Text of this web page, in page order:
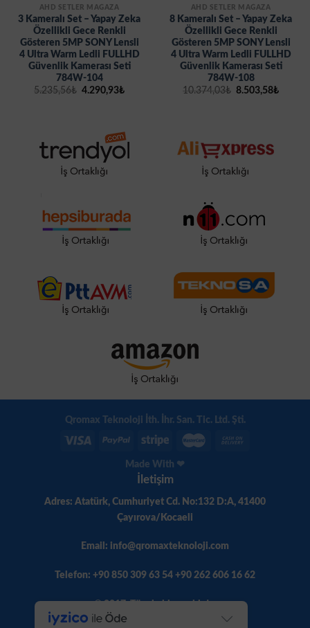
AHD SETLER MAĞAZA
3 Kameralı Set – Yapay Zeka
Özellikli Gece Renkli
Gösteren 5MP SONY Lensli
4 Ultra Warm Ledli FULLHD
Güvenlik Kamerası Seti
784W-104
5.235,56₺ Orijinal
4.290,93₺Şu
AHD SETLER MAĞAZA
8 Kameralı Set – Yapay Zeka
Özellikli Gece Renkli
Gösteren 5MP SONY Lensli
4 Ultra Warm Ledli FULLHD
Güvenlik Kamerası Seti
784W-108
10.374,03₺ Orijinal
8.503,58₺Şu
Qromax Teknoloji İth. İhr. San. Tic. Ltd. Şti.
Made With ❤
İletişim
Adres: Atatürk, Cumhuriyet Cd. No:132 D:A, 41400
Çayırova/Kocaeli
Email: info@qromaxteknoloji.com
Telefon: +90 850 309 63 54 +90 262 606 16 62
© 2017. Tüm hakları saklıdır.